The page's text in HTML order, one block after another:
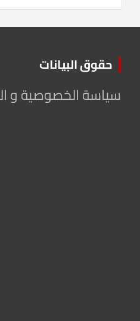
حقوق البيانات
سياسة الخصوصية و